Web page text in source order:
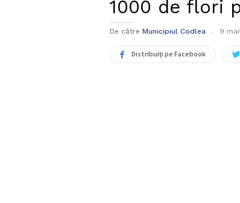
1000 de flori
De către Municipiul Codlea 9
Distribuiți pe Facebook